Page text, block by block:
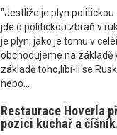
"Jestliže je plyn politickou
jde o politickou zbraň v
je plyn, jako je tomu v
obchodujeme na základě
základě toho,líbí-li se
nebo...
Restaurace Hoverla
pozici kuchař a